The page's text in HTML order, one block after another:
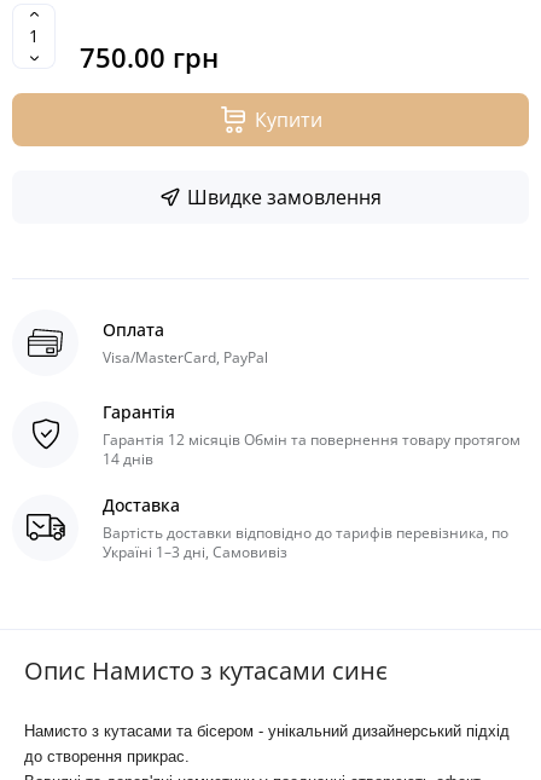
750.00 грн
Купити
Швидке замовлення
Оплата
Visa/MasterCard, PayPal
Гарантія
Гарантія 12 місяців Обмін та повернення товару протягом
14 днів
Доставка
Вартість доставки відповідно до тарифів перевізника, по
Україні 1–3 дні, Самовивіз
Опис Намисто з кутасами синє
Намисто з кутасами та бісером - унікальний дизайнерський підхід
до створення прикрас.